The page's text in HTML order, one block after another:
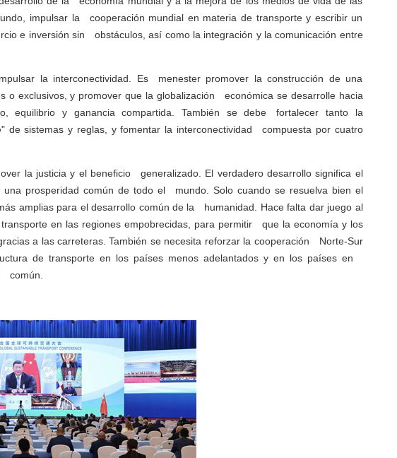
impulsar la cooperación mundial en materia de transporte y escribir un
e inversión sin obstáculos, así como la integración y la comunicación entre
la interconectividad. Es menester promover la construcción de una
exclusivos, y promover que la globalización económica se desarrolle hacia
equilibrio y ganancia compartida. También se debe fortalecer tanto la
sistemas y reglas, y fomentar la interconectividad compuesta por cuatro
la justicia y el beneficio generalizado. El verdadero desarrollo significa el
prosperidad común de todo el mundo. Solo cuando se resuelva bien el
amplias para el desarrollo común de la humanidad. Hace falta dar juego al
en las regiones empobrecidas, para permitir que la economía y los
a las carreteras. También se necesita reforzar la cooperación Norte-Sur
de transporte en los países menos adelantados y en los países en
común.